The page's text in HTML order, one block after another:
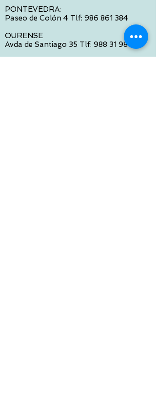
PONTEVEDRA:
Paseo de Colón 4 Tlf: 986 861 384
OURENSE
Avda de Santiago 35 Tlf: 988 31 98 26